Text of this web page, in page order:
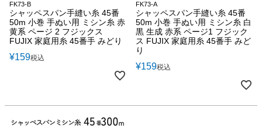
FK73-B
シャッペスパン手縫い糸 45番
50m 小巻 手ぬい用 ミシン糸 赤
黄系 ページ 2 フジックス
FUJIX 家庭用糸 45番手 みどり
¥159税込
FK73-A
シャッペスパン手縫い糸 45番
50m 小巻 手ぬい用 ミシン糸 白
黒 生成 赤系 ページ1 フジック
ス FUJIX 家庭用糸 45番手 みど
り
¥159税込